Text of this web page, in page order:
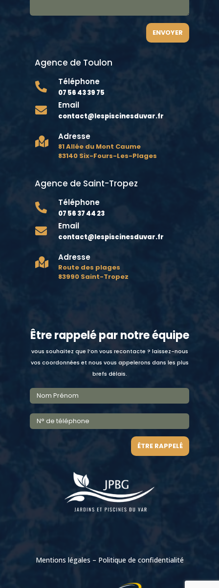
ENVOYER
Agence de Toulon
 Téléphone
07 56 43 39 75
 Email
contact@lespiscinesduvar.fr
 Adresse
81 Allée du Mont Caume
83140 Six-Fours-Les-Plages
Agence de Saint-Tropez
 Téléphone
07 56 37 44 23
 Email
contact@lespiscinesduvar.fr
 Adresse
Route des plages
83990 Saint-Tropez
Être rappelé par notre équipe
vous souhaitez que l’on vous recontacte ? laissez-nous
vos coordonnées et nous vous appelerons dans les plus
brefs délais.
ÊTRE RAPPELÉ
Mentions légales – Politique de confidentialité